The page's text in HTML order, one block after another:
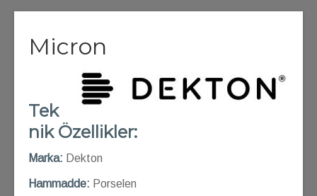
Micron
Tek
nik Özellikler:
Marka: Dekton
Hammadde: Porselen